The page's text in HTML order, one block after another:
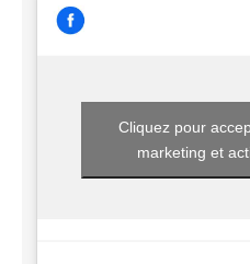
Cliquez pour
marketing et